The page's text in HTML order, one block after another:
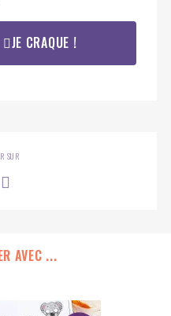
JE CRAQUE !
SUR
AVEC ...